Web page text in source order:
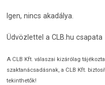
Igen, nincs akadálya.
Üdvözlettel a CLB.hu csapata
A CLB Kft. válaszai kizárólag
szaktanácsadásnak, a CLB Kft.
tekinthetők!